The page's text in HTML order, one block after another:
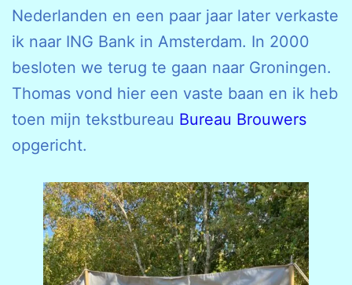
Nederlanden en een paar jaar later verkaste
ik naar ING Bank in Amsterdam. In 2000
besloten we terug te gaan naar Groningen.
Thomas vond hier een vaste baan en ik heb
toen mijn tekstbureau Bureau Brouwers
opgericht.